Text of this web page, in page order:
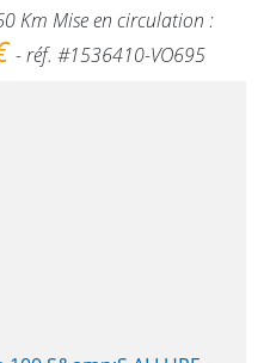
Km Mise en circulation :
- réf. #1536410-VO695